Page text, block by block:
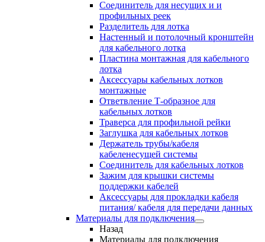
Соединитель для несущих и и
профильных реек
Разделитель для лотка
Настенный и потолочный кронштейн
для кабельного лотка
Пластина монтажная для кабельного
лотка
Аксессуары кабельных лотков
монтажные
Ответвление Т-образное для
кабельных лотков
Траверса для профильной рейки
Заглушка для кабельных лотков
Держатель трубы/кабеля
кабеленесущей системы
Соединитель для кабельных лотков
Зажим для крышки системы
поддержки кабелей
Аксессуары для прокладки кабеля
питания/ кабеля для передачи данных
Материалы для подключения
Назад
Материалы для подключения